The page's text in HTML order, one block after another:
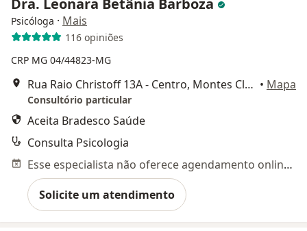
Dra. Leonara Betânia Barboza
Psicóloga · Mais
116 opiniões
CRP MG 04/44823-MG
Rua Raio Christoff 13A - Centro, Montes Claros • Mapa
Consultório particular
Aceita Bradesco Saúde
Consulta Psicologia
Esse especialista não oferece agendamento online para esse endereço.
Solicite um atendimento